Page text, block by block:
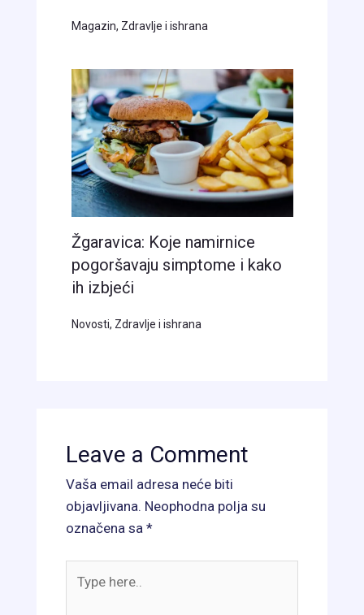
Magazin, Zdravlje i ishrana
Žgaravica: Koje namirnice
pogoršavaju simptome i kako
ih izbjeći
Novosti, Zdravlje i ishrana
Leave a Comment
Vaša email adresa neće biti
objavljivana. Neophodna polja su
označena sa*
here..